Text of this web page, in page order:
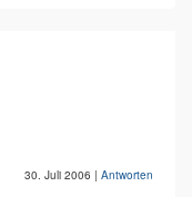
30. Juli 2006 | Antworten